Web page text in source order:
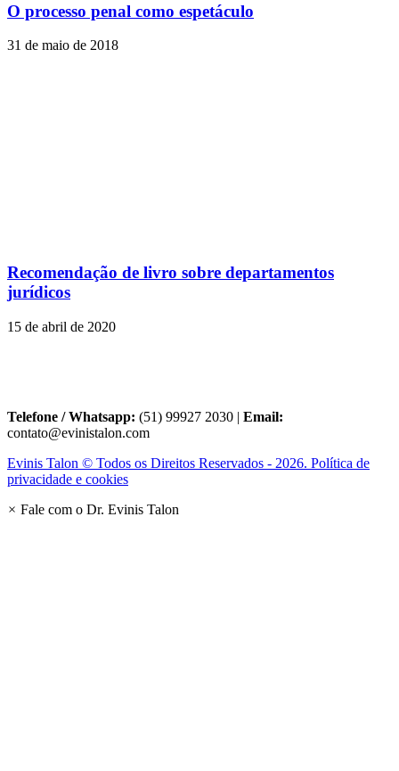
O processo penal como espetáculo
31 de maio de 2018
Recomendação de livro sobre departamentos
jurídicos
15 de abril de 2020
Telefone / Whatsapp: (51) 99927 2030 | Email:
contato@evinistalon.com
Evinis Talon © Todos os Direitos Reservados - 2026. Política de
privacidade e cookies
× Fale com o Dr. Evinis Talon